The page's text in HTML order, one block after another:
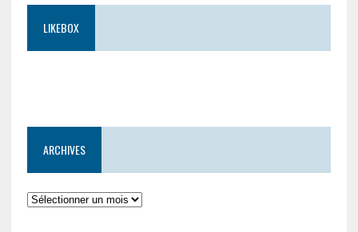
LIKEBOX
ARCHIVES
Archives